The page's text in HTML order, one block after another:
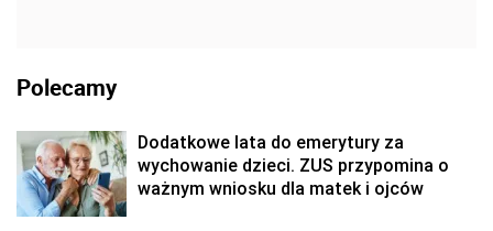
Polecamy
Dodatkowe lata do emerytury za
wychowanie dzieci. ZUS przypomina o
ważnym wniosku dla matek i ojców